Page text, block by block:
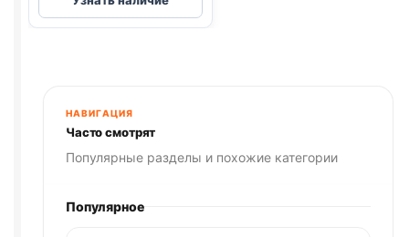
(ТЕЛЯТИНА)
75г
НАВИГАЦИЯ
Часто смотрят
Популярные разделы и похожие категории
Популярное